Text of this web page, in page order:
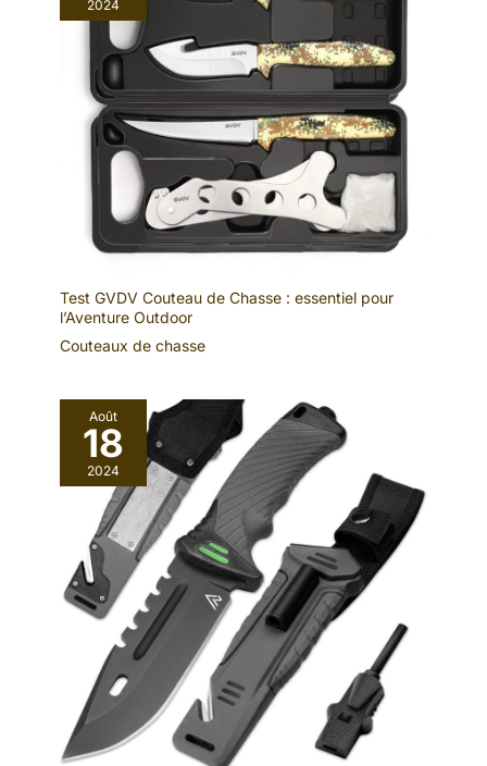
2024
Test GVDV Couteau de Chasse : essentiel pour
l’Aventure Outdoor
Couteaux de chasse
Août
18
2024